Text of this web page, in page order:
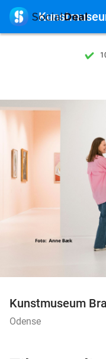

Kunstmuseum
Odense